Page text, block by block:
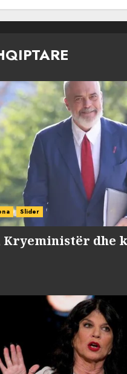
Slider
Kryeministër dhe